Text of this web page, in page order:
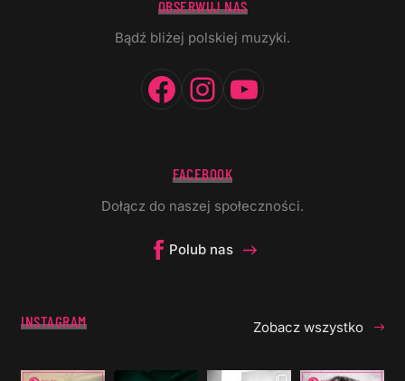
OBSERWUJ NAS
Bądź bliżej polskiej muzyki.
Facebook
Instagram
FACEBOOK
Dołącz do naszej społeczności.
Polub nas
INSTAGRAM Zobacz wszystko